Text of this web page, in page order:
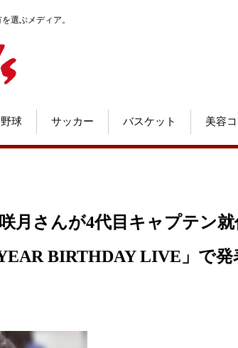
選ぶメディア。
野球 サッカー バスケット 美容
月さんが4代目キャプテン
BIRTHDAY LIVE」で発